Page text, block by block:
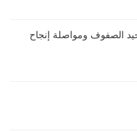
الصفوف ومواصلة إنجاح